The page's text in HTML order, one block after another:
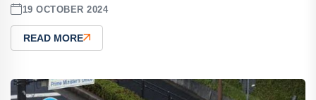
19 OCTOBER 2024
READ MORE